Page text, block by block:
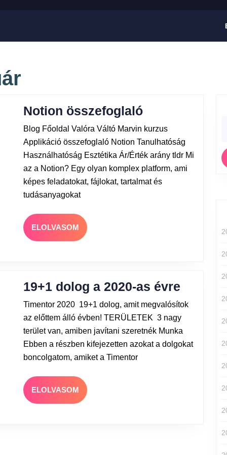
Notion összefoglaló
Blog Főoldal Valóra Váltó Marvin kurzus
Applikáció összefoglaló Notion Tanulhatóság
Használhatóság Esztétika Ár/Érték arány tldr Mi
az a Notion? Egy olyan komplex platform, ami
képes feladatokat, fájlokat, tartalmat és
tudásanyagokat
ELOLVASOM
19+1 dolog a 2020-as évre
Timentor 2020 19+1 dolog, amit megvalósítok
az előttem álló évben! TERÜLETEK 3 nagy
terület van, amiben javítani szeretnék Munka
Ebben a részben kifejezetten azokat a dolgokat
boncolgatom, amiket a Timentor
ELOLVASOM